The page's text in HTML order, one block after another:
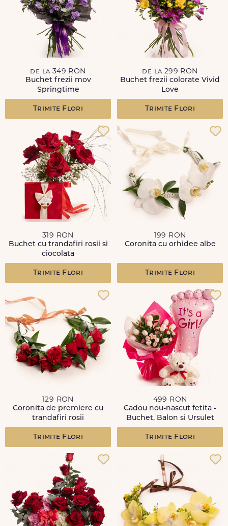
de la 349 RON
Buchet frezii mov
Springtime
Trimite Flori
de la 299 RON
Buchet frezii colorate Vivid
Love
Trimite Flori
319 RON
Buchet cu trandafiri rosii si
ciocolata
Trimite Flori
199 RON
Coronita cu orhidee albe
Trimite Flori
129 RON
Coronita de premiere cu
trandafiri rosii
Trimite Flori
499 RON
Cadou nou-nascut fetita -
Buchet, Balon si Ursulet
Trimite Flori